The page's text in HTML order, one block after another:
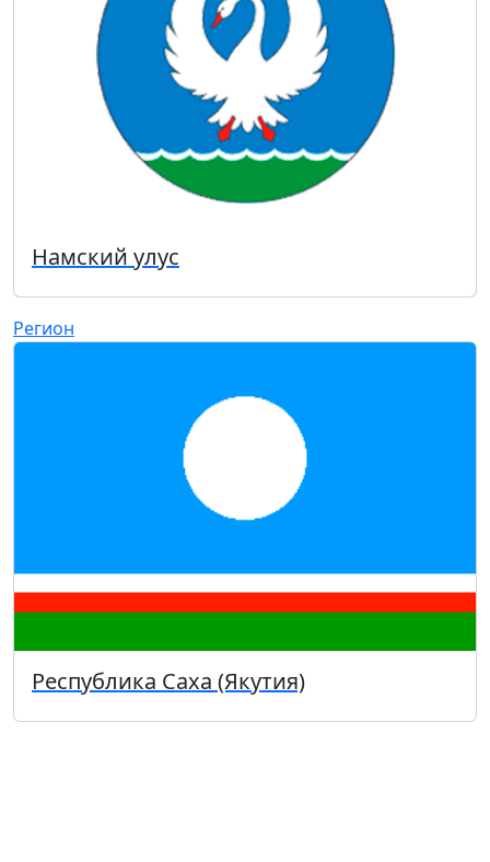
Намский улус
Регион
Республика Саха (Якутия)